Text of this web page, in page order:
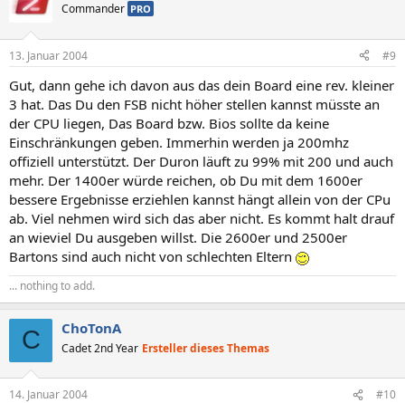
Commander PRO
13. Januar 2004 #9
Gut, dann gehe ich davon aus das dein Board eine rev. kleiner
3 hat. Das Du den FSB nicht höher stellen kannst müsste an
der CPU liegen, Das Board bzw. Bios sollte da keine
Einschränkungen geben. Immerhin werden ja 200mhz
offiziell unterstützt. Der Duron läuft zu 99% mit 200 und auch
mehr. Der 1400er würde reichen, ob Du mit dem 1600er
bessere Ergebnisse erziehlen kannst hängt allein von der CPu
ab. Viel nehmen wird sich das aber nicht. Es kommt halt drauf
an wieviel Du ausgeben willst. Die 2600er und 2500er
Bartons sind auch nicht von schlechten Eltern
... nothing to add.
C ChoTonA
Cadet 2nd Year Ersteller dieses Themas
14. Januar 2004 #10